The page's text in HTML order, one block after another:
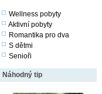
Wellness pobyty
Aktivní pobyty
Romantika pro dva
S dětmi
Senioři
Náhodný tip